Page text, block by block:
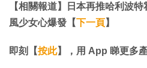
【相關報道】​​​​​​​日本再推哈利波
風少女心爆發【下一頁】​​​​​​​
即刻【按此】，用 App 睇更多